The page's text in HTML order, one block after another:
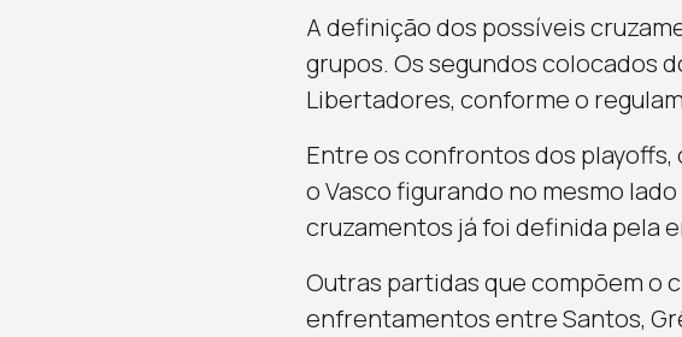
A definição dos possíveis
grupos. Os segundos colocados
Libertadores, conforme o
Entre os confrontos dos
o Vasco figurando no mesmo
cruzamentos já foi definida pela
Outras partidas que compõem o
enfrentamentos entre Santos,